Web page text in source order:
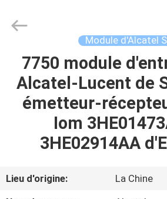
LA
MAISON
PRODUITS
VIDÉOS
Equipment
Reserved.
Module d'Alcatel
7750 module
Alcatel-Lucent de
émetteur-
Iom
3HE02914AA
Lieu d'origine:
La Chine